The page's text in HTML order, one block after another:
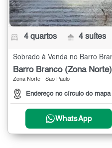
4 quartos 4 suítes
Barro Branco (Zona Norte)
Zona Norte - São Paulo
Endereço no círculo do mapa
WhatsApp